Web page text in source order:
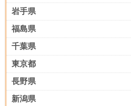
岩手県
福島県
千葉県
東京都
長野県
新潟県